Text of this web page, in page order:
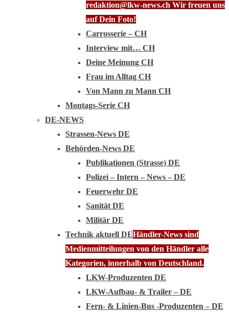
redaktion@lkw-news.ch Wir freuen uns
auf Dein Foto!
Carrosserie – CH
Interview mit… CH
Deine Meinung CH
Frau im Alltag CH
Von Mann zu Mann CH
Montags-Serie CH
DE-NEWS
Strassen-News DE
Behörden-News DE
Publikationen (Strasse) DE
Polizei – Intern – News – DE
Feuerwehr DE
Sanität DE
Militär DE
Technik aktuell DEHändler-News sind
Medienmitteilungen von den Händler alle
Kategorien, innerhalb von Deutschland.
LKW-Produzenten DE
LKW-Aufbau- & Trailer – DE
Fern- & Linien-Bus -Produzenten – DE